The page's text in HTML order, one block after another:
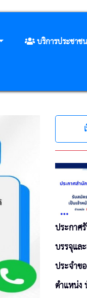
บริการประชาชน
ประกาศ
บรรจุแล
ประจำข
ตำแหน่ง